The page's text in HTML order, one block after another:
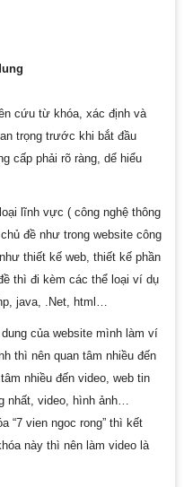
cứu từ khóa, xác định và
trọng trước khi bắt đầu
cấp phải rõ ràng, dể hiểu
lĩnh vực ( công nghệ thông
đề như trong website công
thiết kế web, thiết kế phần
thì đi kèm các thể loại ví dụ
java, .Net, html…
của website mình làm ví
thì nên quan tâm nhiều đến
nhiều đến video, web tin
nhất, video, hình ảnh…
“7 vien ngoc rong” thì kết
này thì nên làm video là